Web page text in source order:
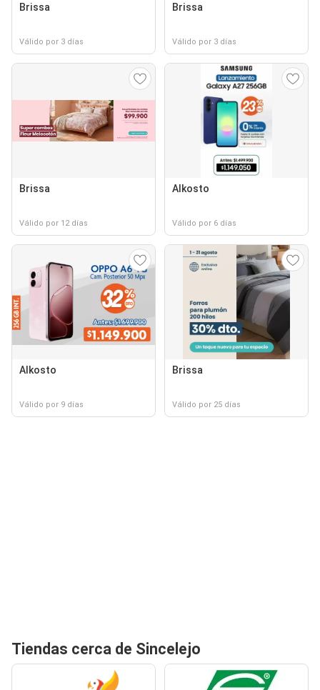
Brissa
Válido por 3 días
Brissa
Válido por 3 días
Brissa
Válido por 12 días
Alkosto
Válido por 6 días
Alkosto
Válido por 9 días
Brissa
Válido por 25 días
Tiendas cerca de Sincelejo